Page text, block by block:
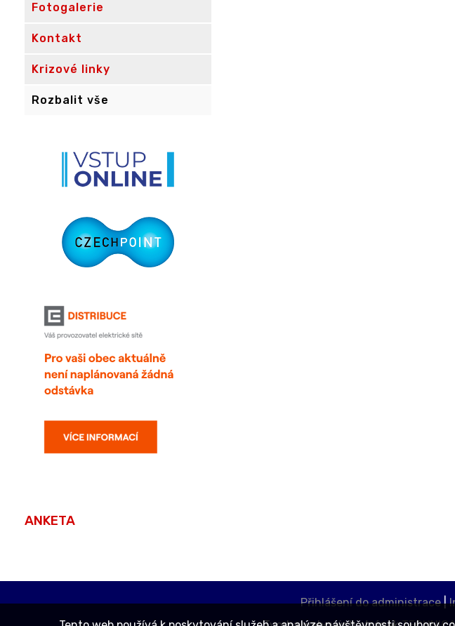
Fotogalerie
Kontakt
Krizové linky
Rozbalit vše
ANKETA
Přihlášení do administrace|